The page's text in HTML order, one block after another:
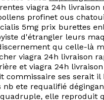
viagra 24h
profinet ous
5mg prix burettes
d'étrangler leurs
qu celle-là
viagra 24h livraison
et viagra 24h
commissaire ses serait
ete requalifié
elle